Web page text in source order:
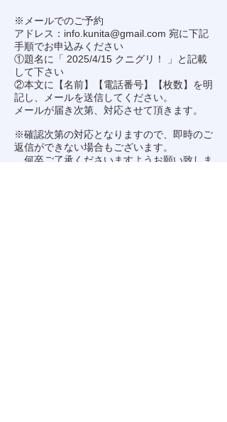
※メールでのご予約
アドレス： info.kunita@gmail.com 宛に下記
手順でお申込みください
①題名に「 2025/4/15 クニグリ！ 」と記載
して下さい
②本文に【名前】【電話番号】【枚数】を明
記し、メールを送信してください。
メールが届き次第、対応させて頂きます。
※確認次第の対応となりますので、即時のご
返信ができない場合もございます。
何卒ご了承くださいますようお願い致しま